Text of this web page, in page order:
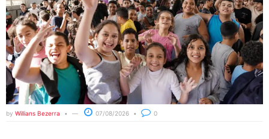
by Willians Bezerra 07/08/2026 0